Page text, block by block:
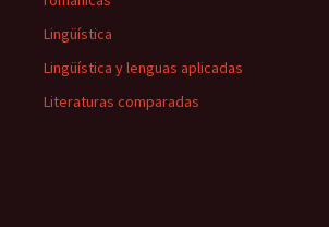
Lingüística
Lingüística y lenguas aplicadas
Literaturas comparadas